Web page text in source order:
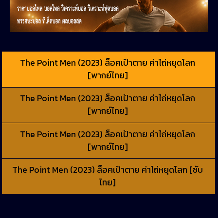
The Point Men (2023) ล็อคเป้าตาย ค่าไถ่หยุดโลก
[พากย์ไทย]
The Point Men (2023) ล็อคเป้าตาย ค่าไถ่หยุดโลก
[พากย์ไทย]
The Point Men (2023) ล็อคเป้าตาย ค่าไถ่หยุดโลก
[พากย์ไทย]
The Point Men (2023) ล็อคเป้าตาย ค่าไถ่หยุดโลก [ซับ
ไทย]